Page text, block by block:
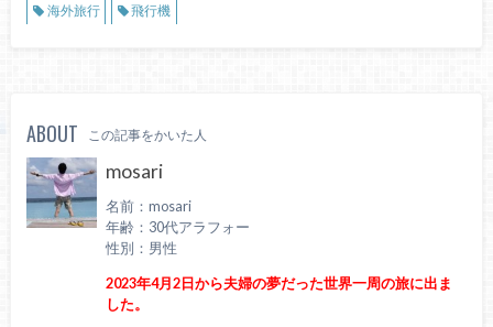
海外旅行
飛行機
ABOUT この記事をかいた人
mosari
名前：mosari
年齢：30代アラフォー
性別：男性
2023年4月2日から夫婦の夢だった世界一周の旅に出ま
した。